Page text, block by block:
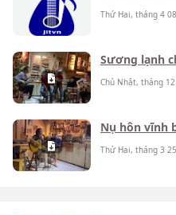
Thứ Hai, tháng 4
Sương lạnh
Chủ Nhật, tháng
Nụ hôn vĩnh
Thứ Hai, tháng 3